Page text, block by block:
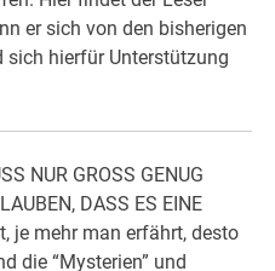
er sich von den bisherigen
sich hierfür Unterstützung
NUR GROSS GENUG
DASS ES EINE
je mehr man erfährt, desto
die “Mysterien” und